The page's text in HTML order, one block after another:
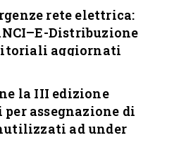
rete elettrica:
Distribuzione
aggiornati
la III edizione
per assegnazione di
ad under